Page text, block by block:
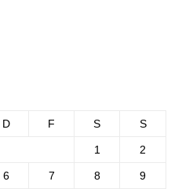
D F S S
1 2
6 7 8 9